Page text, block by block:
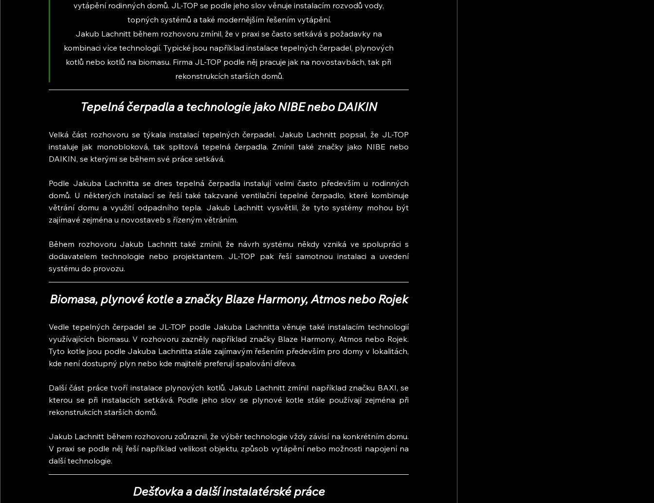
vytápění rodinných domů. JL-TOP se podle jeho slov věnuje instalacím rozvodů vody,
topných systémů a také modernějším řešením vytápění.
Jakub Lachnitt během rozhovoru zmínil, že v praxi se často setkává s požadavky na
kombinaci více technologií. Typické jsou například instalace tepelných čerpadel, plynových
kotlů nebo kotlů na biomasu. Firma JL-TOP podle něj pracuje jak na novostavbách, tak při
rekonstrukcích starších domů.
Tepelná čerpadla a technologie jako NIBE nebo DAIKIN
Velká část rozhovoru se týkala instalací tepelných čerpadel. Jakub Lachnitt popsal, že JL-TOP
instaluje jak monobloková, tak splitová tepelná čerpadla. Zmínil také značky jako NIBE nebo
DAIKIN, se kterými se během své práce setkává.
Podle Jakuba Lachnitta se dnes tepelná čerpadla instalují velmi často především u rodinných
domů. U některých instalací se řeší také takzvané ventilační tepelné čerpadlo, které kombinuje
větrání domu a využití odpadního tepla. Jakub Lachnitt vysvětlil, že tyto systémy mohou být
zajímavé zejména u novostaveb s řízeným větráním.
Během rozhovoru Jakub Lachnitt také zmínil, že návrh systému někdy vzniká ve spolupráci s
dodavatelem technologie nebo projektantem. JL-TOP pak řeší samotnou instalaci a uvedení
systému do provozu.
Biomasa, plynové kotle a značky Blaze Harmony, Atmos nebo Rojek
Vedle tepelných čerpadel se JL-TOP podle Jakuba Lachnitta věnuje také instalacím technologií
využívajících biomasu. V rozhovoru zazněly například značky Blaze Harmony, Atmos nebo Rojek.
Tyto kotle jsou podle Jakuba Lachnitta stále zajímavým řešením především pro domy v lokalitách,
kde není dostupný plyn nebo kde majitelé preferují spalování dřeva.
Další část práce tvoří instalace plynových kotlů. Jakub Lachnitt zmínil například značku BAXI, se
kterou se při instalacích setkává. Podle jeho slov se plynové kotle stále používají zejména při
rekonstrukcích starších domů.
Jakub Lachnitt během rozhovoru zdůraznil, že výběr technologie vždy závisí na konkrétním domu.
V praxi se podle něj řeší například velikost objektu, způsob vytápění nebo možnosti napojení na
další technologie.
Dešťovka a další instalatérské práce